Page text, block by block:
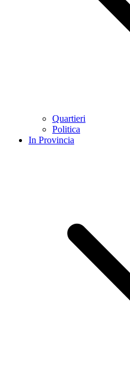
Quartieri
Politica
In Provincia